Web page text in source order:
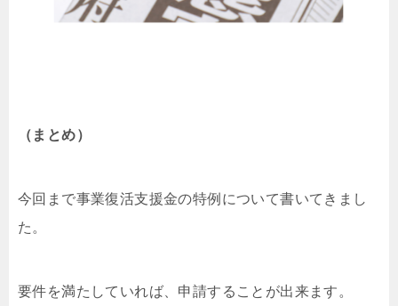
（まとめ）
今回まで事業復活支援金の特例について書いてきまし
た。
要件を満たしていれば、申請することが出来ます。